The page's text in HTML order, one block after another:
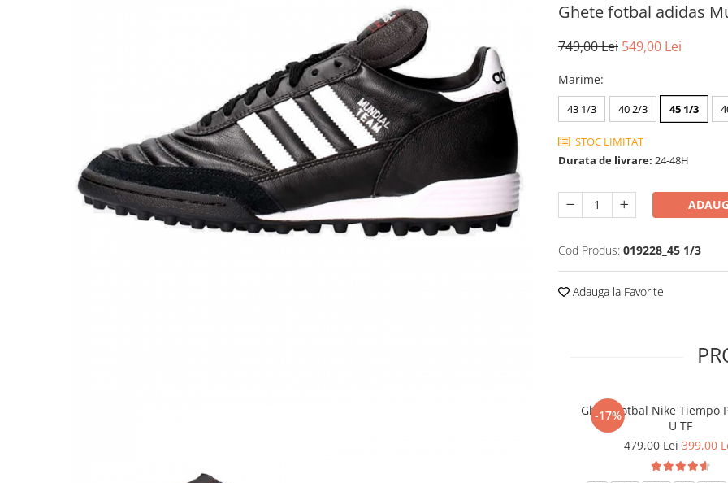
Pantaloni lungi fotbal femei
Echipament portar
Ghete fotbal adidas
749,00 Lei 549,00 Lei
Marime:
43 1/3 40 2/3 45 1/3
STOC LIMITAT
Durata de livrare: 24-48H
Cod Produs: 019228_45 1/3
Adauga la Favorite
-17%
Ghete fotbal Nike Tiempo
U TF
479,00 Lei399,00